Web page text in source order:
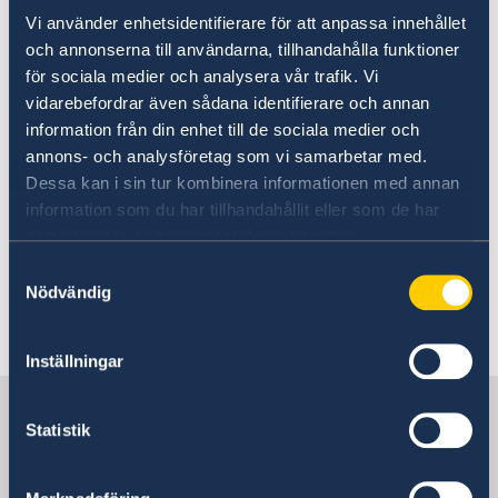
Vi använder enhetsidentifierare för att anpassa innehållet
och annonserna till användarna, tillhandahålla funktioner
för sociala medier och analysera vår trafik. Vi
vidarebefordrar även sådana identifierare och annan
information från din enhet till de sociala medier och
annons- och analysföretag som vi samarbetar med.
Dessa kan i sin tur kombinera informationen med annan
information som du har tillhandahållit eller som de har
samlat in när du har använt deras tjänster.
Nödvändig
Inställningar
Statistik
Hälsa
Mänskliga rättigheter
Demokrati
Ekonomisk tillväxt
Korruption
Landfakta Eswatini
reseförsäkring. Eswatinis ambassad i
Storbritannien kan ge vidare information kring
vad som gäller på plats, likaså Sveriges
honorärkonsulat i Mbabane.
Eswatinis ambassad i Storbritanniens
webbplats
.
Epost till Sveriges honorärkonsulat i Mbabane.
Swaziland)